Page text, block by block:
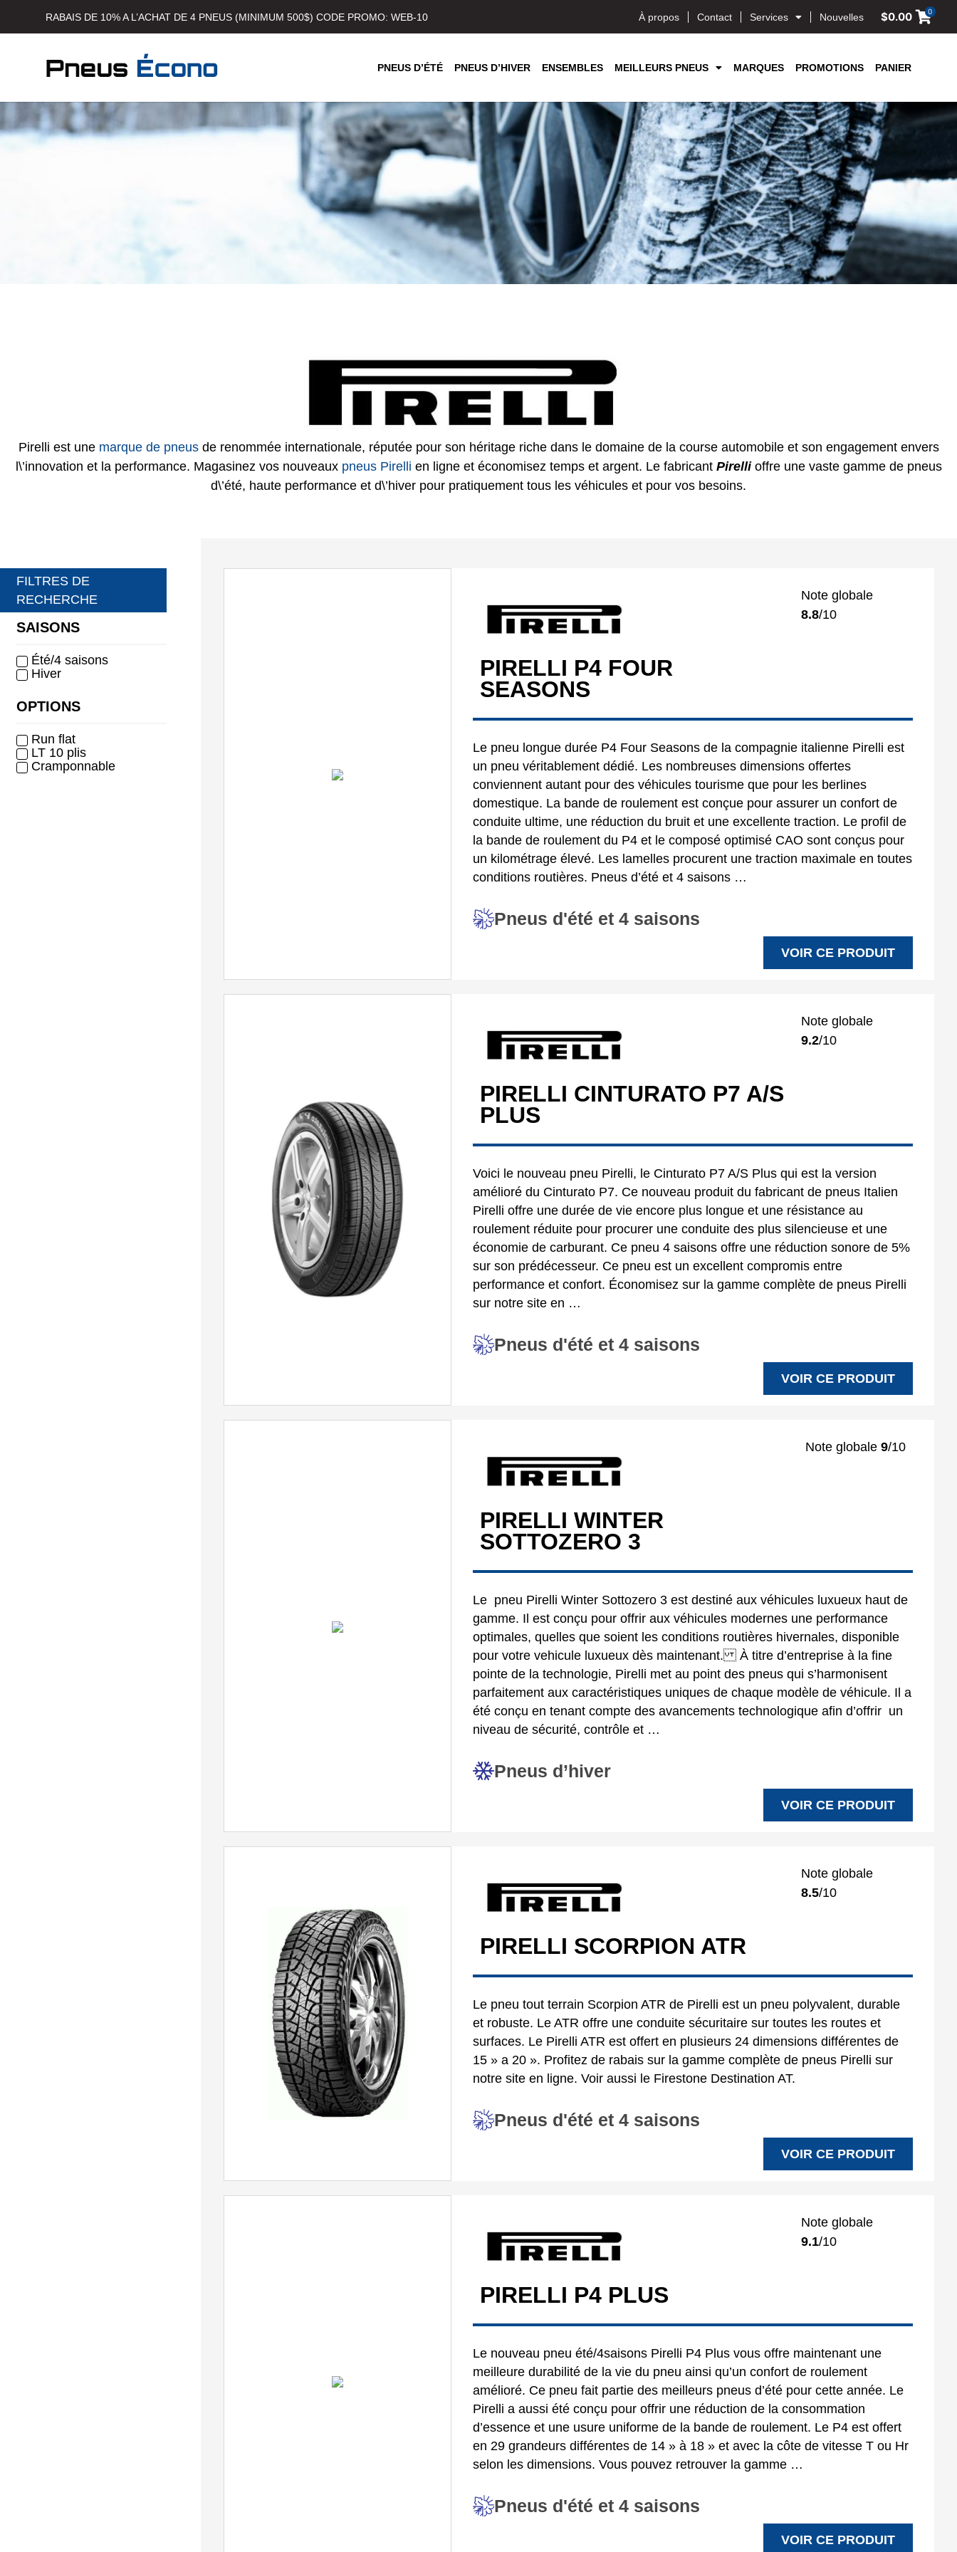
RABAIS DE 10% A L’ACHAT DE 4 PNEUS (MINIMUM 500$) CODE PROMO: WEB-10 À propos Contact Services Nouvelles $0.00 0
PNEUS D’ÉTÉ PNEUS D’HIVER ENSEMBLES MEILLEURS PNEUS MARQUES PROMOTIONS PANIER
Pirelli est une marque de pneusde renommée internationale, réputée pour son héritage riche dans le domaine de la course automobile et son engagement envers
l\’innovation et la performance. Magasinez vos nouveaux pneus Pirelli en ligne et économisez temps et argent. Le fabricant Pirellioffre une vaste gamme de pneus
d\’été, haute performance et d\’hiver pour pratiquement tous les véhicules et pour vos besoins.
FILTRES DE
RECHERCHE
SAISONS
Été/4 saisons
Hiver
OPTIONS
Run flat
LT 10 plis
Cramponnable
PIRELLI P4 FOUR
SEASONS
Note globale
8.8/10
Le pneu longue durée P4 Four Seasons de la compagnie italienne Pirelli est
un pneu véritablement dédié. Les nombreuses dimensions offertes
conviennent autant pour des véhicules tourisme que pour les berlines
domestique. La bande de roulement est conçue pour assurer un confort de
conduite ultime, une réduction du bruit et une excellente traction. Le profil de
la bande de roulement du P4 et le composé optimisé CAO sont conçus pour
un kilométrage élevé. Les lamelles procurent une traction maximale en toutes
conditions routières. Pneus d’été et 4 saisons …
Pneus d'été et 4 saisons
VOIR CE PRODUIT
PIRELLI CINTURATO P7 A/S
PLUS
Note globale
9.2/10
Voici le nouveau pneu Pirelli, le Cinturato P7 A/S Plus qui est la version
amélioré du Cinturato P7. Ce nouveau produit du fabricant de pneus Italien
Pirelli offre une durée de vie encore plus longue et une résistance au
roulement réduite pour procurer une conduite des plus silencieuse et une
économie de carburant. Ce pneu 4 saisons offre une réduction sonore de 5%
sur son prédécesseur. Ce pneu est un excellent compromis entre
performance et confort. Économisez sur la gamme complète de pneus Pirelli
sur notre site en …
Pneus d'été et 4 saisons
VOIR CE PRODUIT
PIRELLI WINTER
SOTTOZERO 3
Note globale 9/10
Le pneu Pirelli Winter Sottozero 3 est destiné aux véhicules luxueux haut de
gamme. Il est conçu pour offrir aux véhicules modernes une performance
optimales, quelles que soient les conditions routières hivernales, disponible
pour votre vehicule luxueux dès maintenant. À titre d’entreprise à la fine
pointe de la technologie, Pirelli met au point des pneus qui s’harmonisent
parfaitement aux caractéristiques uniques de chaque modèle de véhicule. Il a
été conçu en tenant compte des avancements technologique afin d’offrir un
niveau de sécurité, contrôle et …
Pneus d’hiver
VOIR CE PRODUIT
PIRELLI SCORPION ATR
Note globale
8.5/10
Le pneu tout terrain Scorpion ATR de Pirelli est un pneu polyvalent, durable
et robuste. Le ATR offre une conduite sécuritaire sur toutes les routes et
surfaces. Le Pirelli ATR est offert en plusieurs 24 dimensions différentes de
15 » a 20 ». Profitez de rabais sur la gamme complète de pneus Pirelli sur
notre site en ligne. Voir aussi le Firestone Destination AT.
Pneus d'été et 4 saisons
VOIR CE PRODUIT
PIRELLI P4 PLUS
Note globale
9.1/10
Le nouveau pneu été/4saisons Pirelli P4 Plus vous offre maintenant une
meilleure durabilité de la vie du pneu ainsi qu’un confort de roulement
amélioré. Ce pneu fait partie des meilleurs pneus d’été pour cette année. Le
Pirelli a aussi été conçu pour offrir une réduction de la consommation
d’essence et une usure uniforme de la bande de roulement. Le P4 est offert
en 29 grandeurs différentes de 14 » à 18 » et avec la côte de vitesse T ou Hr
selon les dimensions. Vous pouvez retrouver la gamme …
Pneus d'été et 4 saisons
VOIR CE PRODUIT